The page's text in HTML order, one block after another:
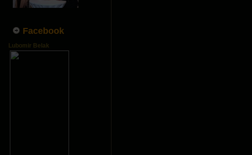
Facebook
Lubomir Belak